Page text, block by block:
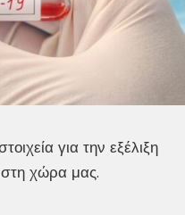
για την εξέλιξη
στη χώρα μας.